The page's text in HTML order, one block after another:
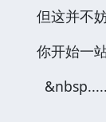
但这并不
你开始一